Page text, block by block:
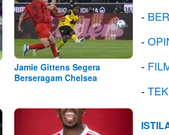
Jamie Gittens Segera
Berseragam Chelsea
-
-
-
-